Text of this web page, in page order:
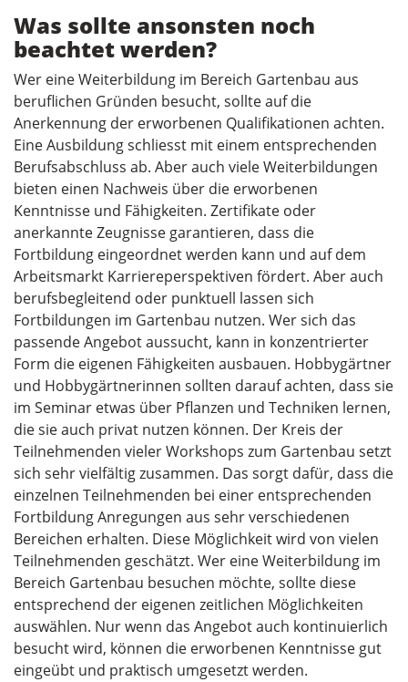
Was sollte ansonsten noch
beachtet werden?
Wer eine Weiterbildung im Bereich Gartenbau aus
beruflichen Gründen besucht, sollte auf die
Anerkennung der erworbenen Qualifikationen achten.
Eine Ausbildung schliesst mit einem entsprechenden
Berufsabschluss ab. Aber auch viele Weiterbildungen
bieten einen Nachweis über die erworbenen
Kenntnisse und Fähigkeiten. Zertifikate oder
anerkannte Zeugnisse garantieren, dass die
Fortbildung eingeordnet werden kann und auf dem
Arbeitsmarkt Karriereperspektiven fördert. Aber auch
berufsbegleitend oder punktuell lassen sich
Fortbildungen im Gartenbau nutzen. Wer sich das
passende Angebot aussucht, kann in konzentrierter
Form die eigenen Fähigkeiten ausbauen. Hobbygärtner
und Hobbygärtnerinnen sollten darauf achten, dass sie
im Seminar etwas über Pflanzen und Techniken lernen,
die sie auch privat nutzen können. Der Kreis der
Teilnehmenden vieler Workshops zum Gartenbau setzt
sich sehr vielfältig zusammen. Das sorgt dafür, dass die
einzelnen Teilnehmenden bei einer entsprechenden
Fortbildung Anregungen aus sehr verschiedenen
Bereichen erhalten. Diese Möglichkeit wird von vielen
Teilnehmenden geschätzt. Wer eine Weiterbildung im
Bereich Gartenbau besuchen möchte, sollte diese
entsprechend der eigenen zeitlichen Möglichkeiten
auswählen. Nur wenn das Angebot auch kontinuierlich
besucht wird, können die erworbenen Kenntnisse gut
eingeübt und praktisch umgesetzt werden.